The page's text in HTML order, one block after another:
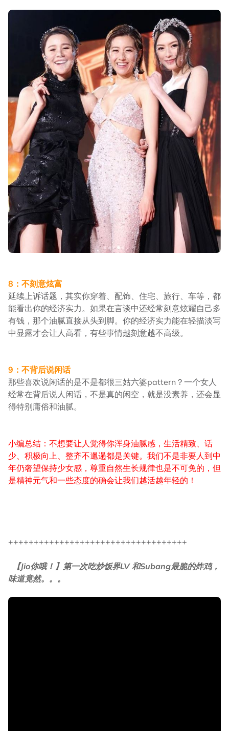
8：不刻意炫富
延续上诉话题，其实你穿着、配饰、住宅、旅行、车等，都
能看出你的经济实力。如果在言谈中还经常刻意炫耀自己多
有钱，那个油腻直接从头到脚。你的经济实力能在轻描淡写
中显露才会让人高看，有些事情越刻意越不高级。
9：不背后说闲话
那些喜欢说闲话的是不是都很三姑六婆pattern？一个女人
经常在背后说人闲话，不是真的闲空，就是没素养，还会显
得特别庸俗和油腻。
小编总结：不想要让人觉得你浑身油腻感，生活精致、话
少、积极向上、整齐不邋遢都是关键。我们不是非要人到中
年仍奢望保持少女感，尊重自然生长规律也是不可免的，但
是精神元气和一些态度的确会让我们越活越年轻的！
+++++++++++++++++++++++++++++++++++
【Jio你哦！】第一次吃炒饭界LV 和Subang最脆的炸鸡，
味道竟然。。。